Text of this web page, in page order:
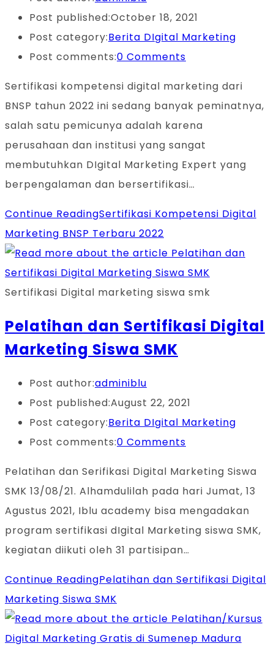
Post published:October 18, 2021
Post category:Berita DIgital Marketing
Post comments:0 Comments
Sertifikasi kompetensi digital marketing dari
BNSP tahun 2022 ini sedang banyak peminatnya,
salah satu pemicunya adalah karena
perusahaan dan institusi yang sangat
membutuhkan DIgital Marketing Expert yang
berpengalaman dan bersertifikasi…
Continue ReadingSertifikasi Kompetensi Digital
Marketing BNSP Terbaru 2022
Sertifikasi Digital marketing siswa smk
Pelatihan dan Sertifikasi Digital
Marketing Siswa SMK
Post author:adminiblu
Post published:August 22, 2021
Post category:Berita DIgital Marketing
Post comments:0 Comments
Pelatihan dan Serifikasi Digital Marketing Siswa
SMK 13/08/21. Alhamdulilah pada hari Jumat, 13
Agustus 2021, Iblu academy bisa mengadakan
program sertifikasi dIgital Marketing siswa SMK,
kegiatan diikuti oleh 31 partisipan…
Continue ReadingPelatihan dan Sertifikasi Digital
Marketing Siswa SMK